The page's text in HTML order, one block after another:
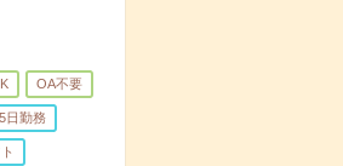
OA不要
日勤務